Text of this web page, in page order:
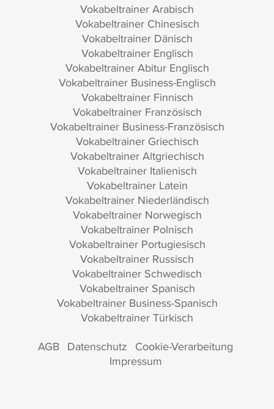
Vokabeltrainer Arabisch
Vokabeltrainer Chinesisch
Vokabeltrainer Dänisch
Vokabeltrainer Englisch
Vokabeltrainer Abitur Englisch
Vokabeltrainer Business-Englisch
Vokabeltrainer Finnisch
Vokabeltrainer Französisch
Vokabeltrainer Business-Französisch
Vokabeltrainer Griechisch
Vokabeltrainer Altgriechisch
Vokabeltrainer Italienisch
Vokabeltrainer Latein
Vokabeltrainer Niederländisch
Vokabeltrainer Norwegisch
Vokabeltrainer Polnisch
Vokabeltrainer Portugiesisch
Vokabeltrainer Russisch
Vokabeltrainer Schwedisch
Vokabeltrainer Spanisch
Vokabeltrainer Business-Spanisch
Vokabeltrainer Türkisch
AGB Datenschutz Cookie-Verarbeitung
Impressum